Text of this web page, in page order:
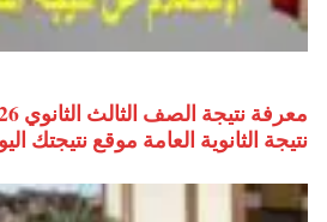
نتيجة الثانوية العامة موقع نتيجتك